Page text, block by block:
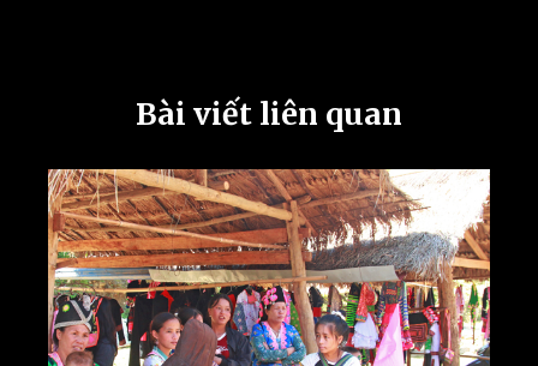
Bài viết liên quan